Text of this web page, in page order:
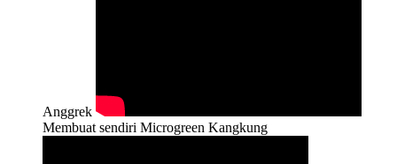
Anggrek
Membuat sendiri Microgreen Kangkung